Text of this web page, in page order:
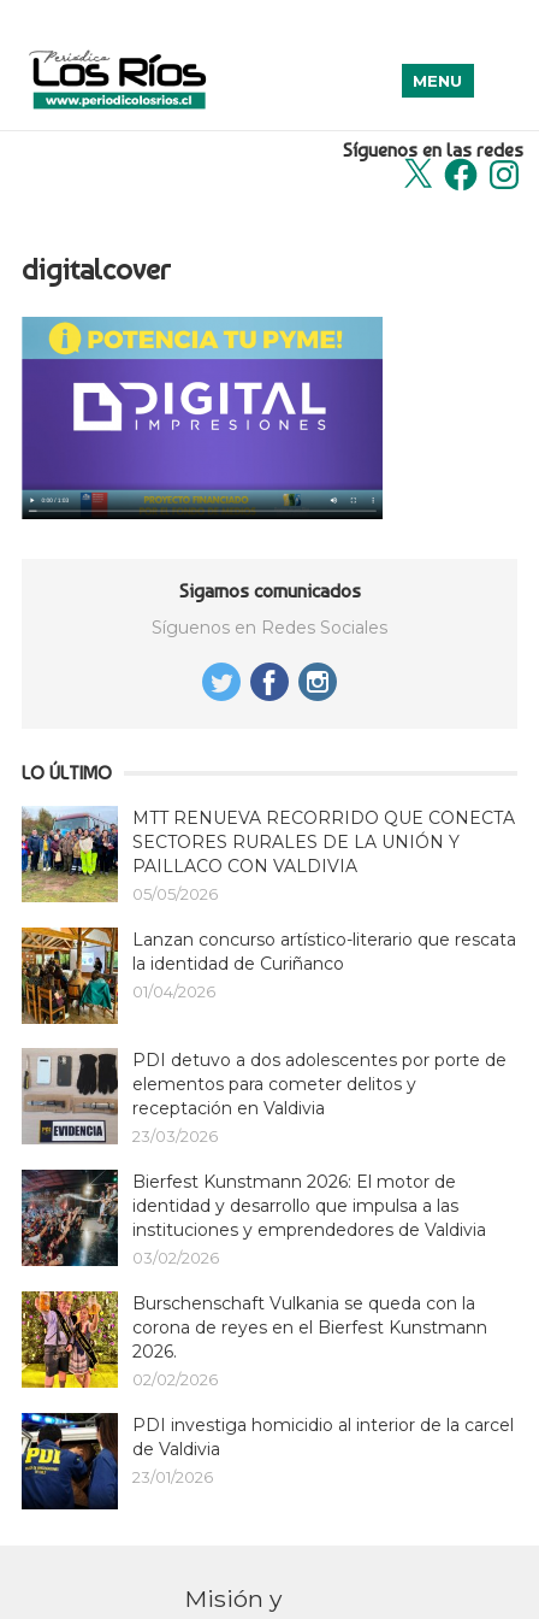
Síguenos en las redes
X Facebook
MENU
digitalcover
Sigamos comunicados
Síguenos en Redes Sociales
LO ÚLTIMO
MTT RENUEVA RECORRIDO QUE CONECTA
SECTORES RURALES DE LA UNIÓN Y
PAILLACO CON VALDIVIA
05/05/2026
Lanzan concurso artístico-literario que rescata
la identidad de Curiñanco
01/04/2026
PDI detuvo a dos adolescentes por porte de
elementos para cometer delitos y
receptación en Valdivia
23/03/2026
Bierfest Kunstmann 2026: El motor de
identidad y desarrollo que impulsa a las
instituciones y emprendedores de Valdivia
03/02/2026
Burschenschaft Vulkania se queda con la
corona de reyes en el Bierfest Kunstmann
2026.
02/02/2026
PDI investiga homicidio al interior de la carcel
de Valdivia
23/01/2026
Misión y